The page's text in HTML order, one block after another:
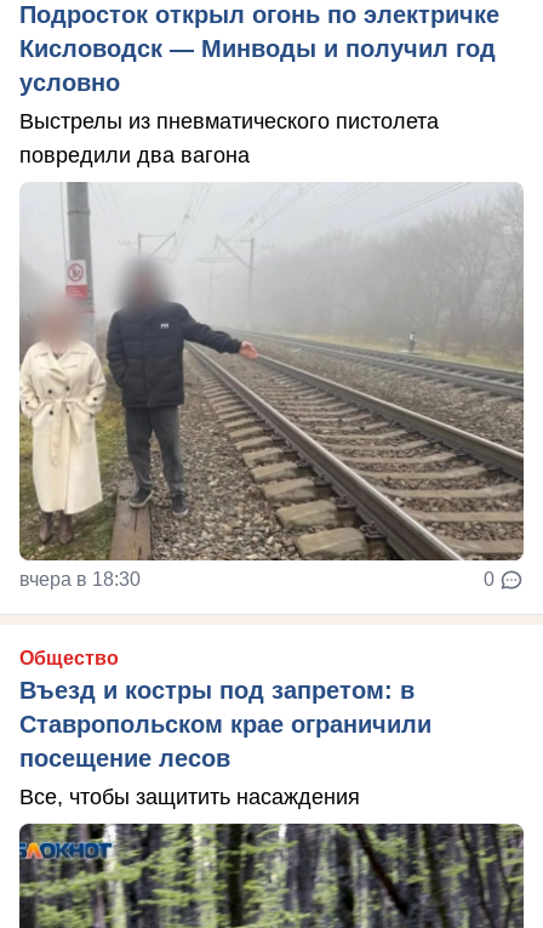
Подросток открыл огонь по электричке
Кисловодск — Минводы и получил год
условно
Выстрелы из пневматического пистолета
повредили два вагона
вчера в 18:30 0
Общество
Въезд и костры под запретом: в
Ставропольском крае ограничили
посещение лесов
Все, чтобы защитить насаждения